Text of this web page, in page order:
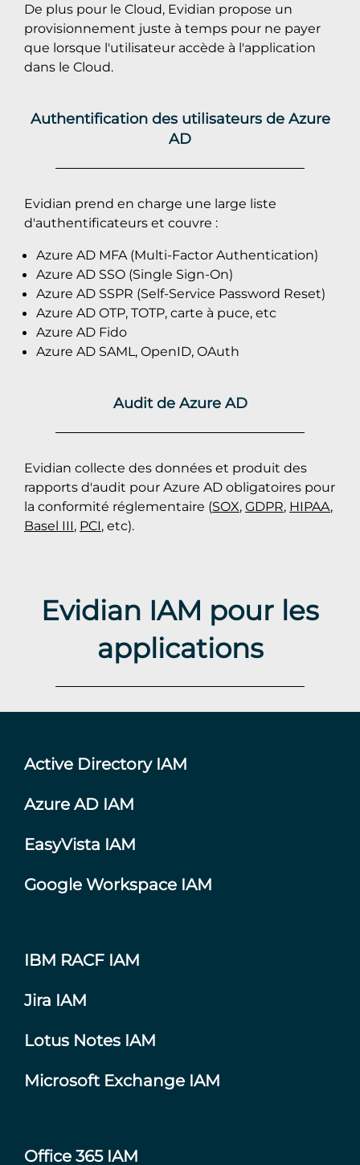
De plus pour le Cloud, Evidian propose un
provisionnement juste à temps pour ne payer
que lorsque l'utilisateur accède à l'application
dans le Cloud.
Authentification des utilisateurs de Azure
AD
Evidian prend en charge une large liste
d'authentificateurs et couvre :
Azure AD MFA (Multi-Factor Authentication)
Azure AD SSO (Single Sign-On)
Azure AD SSPR (Self-Service Password Reset)
Azure AD OTP, TOTP, carte à puce, etc
Azure AD Fido
Azure AD SAML, OpenID, OAuth
Audit de Azure AD
Evidian collecte des données et produit des
rapports d'audit pour Azure AD obligatoires pour
la conformité réglementaire (SOX, GDPR, HIPAA,
Basel III, PCI, etc).
Evidian IAM pour les
applications
Active Directory IAM
Azure AD IAM
EasyVista IAM
Google Workspace IAM
IBM RACF IAM
Jira IAM
Lotus Notes IAM
Microsoft Exchange IAM
Office 365 IAM